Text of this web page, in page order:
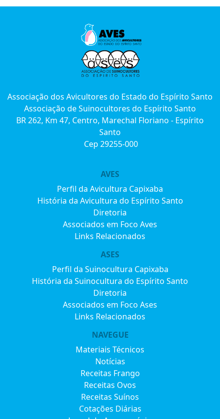
AVES
Perfil da Avicultura Capixaba
História da Avicultura do Espírito Santo
Diretoria
Associados em Foco Aves
Links Relacionados
ASES
Perfil da Suinocultura Capixaba
História da Suinocultura do Espírito Santo
Diretoria
Associados em Foco Ases
Links Relacionados
NAVEGUE
Materiais Técnicos
Notícias
Receitas Frango
Receitas Ovos
Receitas Suínos
Cotações Diárias
Associação dos Avicultores do Estado do Espírito Santo
Associação de Suinocultores do Espírito Santo
BR 262, Km 47, Centro, Marechal Floriano - Espírito
Santo
Cep 29255-000